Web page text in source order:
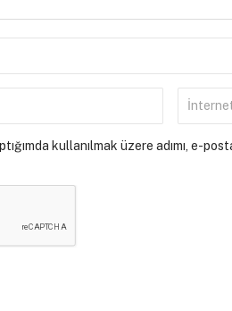
kullanılmak üzere adımı, e-